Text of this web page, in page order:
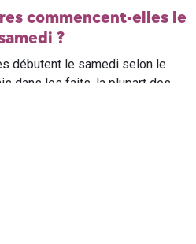
commencent-elles le
?
débutent le samedi selon le
dans les faits, la plupart des